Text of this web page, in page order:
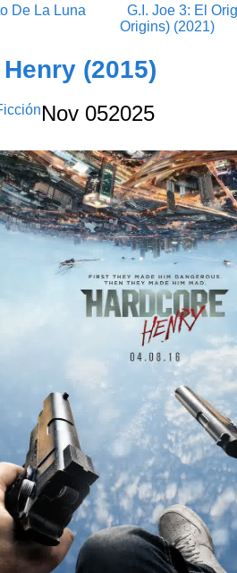
De La Luna
G.I. Joe 3: El
Origins) (2021)
(2015)
Nov 052025